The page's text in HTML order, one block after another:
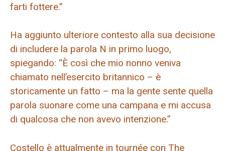
farti fottere.”
Ha aggiunto ulteriore contesto alla sua decisione
di includere la parola N in primo luogo,
spiegando: “È così che mio nonno veniva
chiamato nell’esercito britannico – è
storicamente un fatto – ma la gente sente quella
parola suonare come una campana e mi accusa
di qualcosa che non avevo intenzione.”
Costello è attualmente in tournée con The